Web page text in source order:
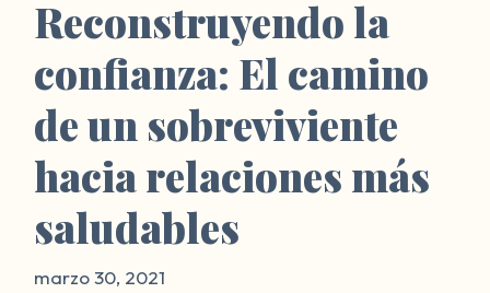
Reconstruyendo la
confianza: El camino
de un sobreviviente
hacia relaciones más
saludables
marzo 30, 2021